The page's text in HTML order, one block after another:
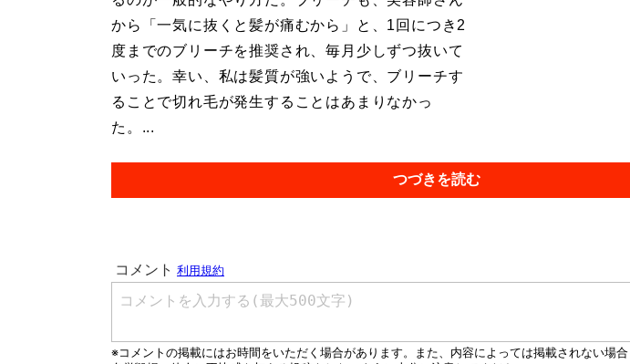
から「一気に抜くと髪が痛むから」と、1回につき2
度までのブリーチを推奨され、毎月少しずつ抜いて
いった。幸い、私は髪質が強いようで、ブリーチす
ることで切れ毛が発生することはあまりなかっ
た。...
つづきを読む